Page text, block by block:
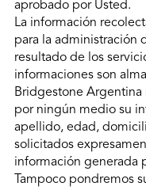
aprobado por Usted.
La información
para la administración
resultado de los
informaciones son
Bridgestone
por ningún medio su
apellido, edad,
solicitados
información generada
Tampoco pondremos